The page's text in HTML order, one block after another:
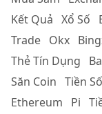
Kết Quả Xổ Số
Trade Okx
Thẻ Tín Dụng
Săn Coin Tiền Số
Ethereum
Pi